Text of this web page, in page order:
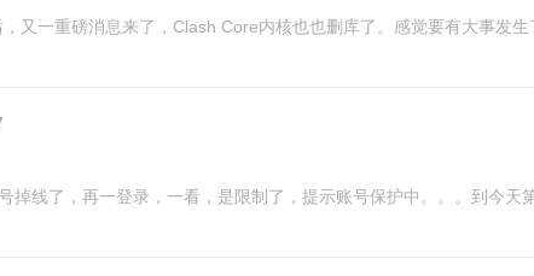
又一重磅消息来了，Clash Core内核也也删库了。感觉要有大事发生
掉线了，再一登录，一看，是限制了，提示账号保护中。。。到今天